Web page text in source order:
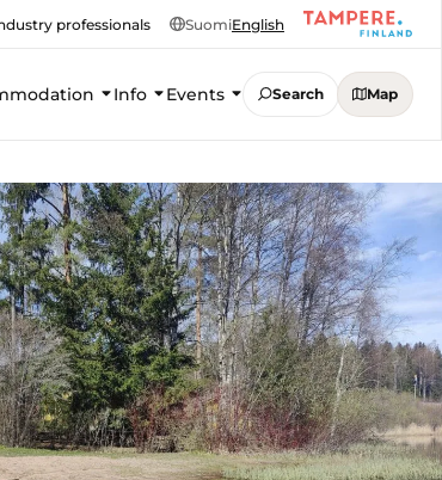
professionals SuomiEnglish
Info Events Search Map